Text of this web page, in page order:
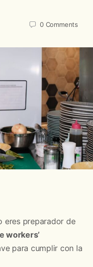
0 Comments
eres preparador de
workers’
para cumplir con la